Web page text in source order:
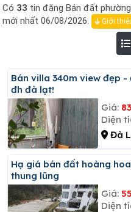
Có 33 tin đăng Bán đất
mới nhất 06/08/2026.
Giới
Bán villa 340m view đẹp - đường ô tô 8m - trái tim ngã 5
đh đà lạt!
Giá:
Diện
Đà
Hạ giá bán đất hoàng hoa thám p10 đà lạt 500m2 view
thung lũng
Giá:
Diện